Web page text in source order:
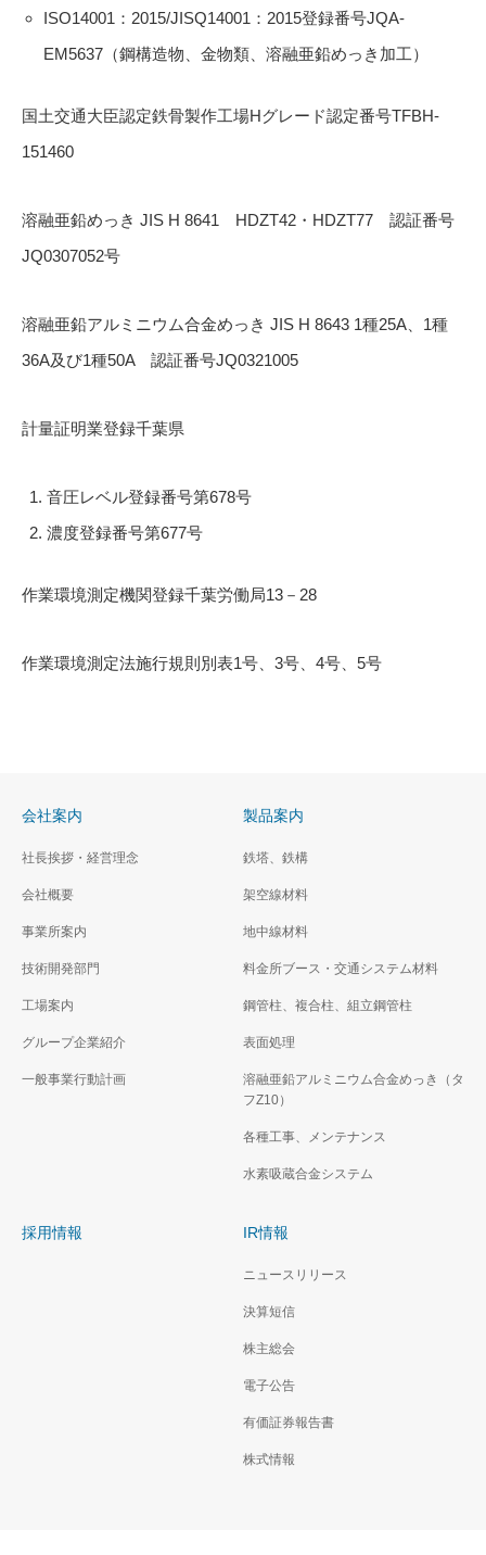
ISO14001：2015/JISQ14001：2015登録番号JQA-
EM5637（鋼構造物、金物類、溶融亜鉛めっき加工）
国土交通大臣認定鉄骨製作工場Hグレード認定番号TFBH-
151460
溶融亜鉛めっき JIS H 8641 HDZT42・HDZT77 認証番号
JQ0307052号
溶融亜鉛アルミニウム合金めっき JIS H 8643 1種25A、1種
36A及び1種50A 認証番号JQ0321005
計量証明業登録千葉県
音圧レベル登録番号第678号
濃度登録番号第677号
作業環境測定機関登録千葉労働局13－28
作業環境測定法施行規則別表1号、3号、4号、5号
会社案内
社長挨拶・経営理念
会社概要
事業所案内
技術開発部門
工場案内
グループ企業紹介
一般事業行動計画
製品案内
鉄塔、鉄構
架空線材料
地中線材料
料金所ブース・交通システム材料
鋼管柱、複合柱、組立鋼管柱
表面処理
溶融亜鉛アルミニウム合金めっき（タ
フZ10）
各種工事、メンテナンス
水素吸蔵合金システム
採用情報 IR情報
ニュースリリース
決算短信
株主総会
電子公告
有価証券報告書
株式情報